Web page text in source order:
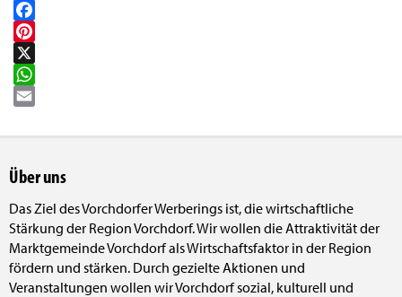
Facebook
Pinterest
X
WhatsApp
Über uns
Das Ziel des Vorchdorfer Werberings ist, die wirtschaftliche
Stärkung der Region Vorchdorf. Wir wollen die Attraktivität der
Marktgemeinde Vorchdorf als Wirtschaftsfaktor in der Region
fördern und stärken. Durch gezielte Aktionen und
Veranstaltungen wollen wir Vorchdorf sozial, kulturell und